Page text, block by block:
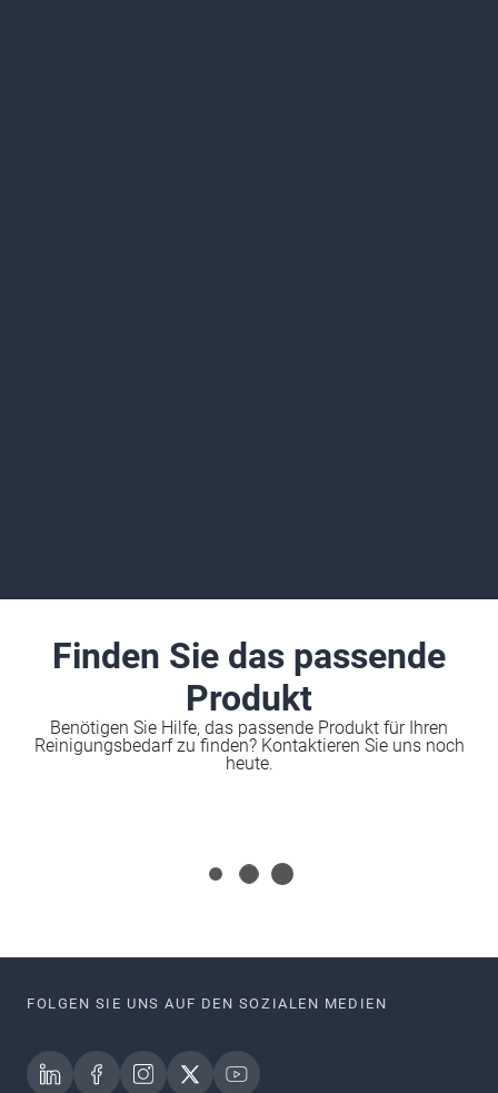
Finden Sie das passende
Produkt
Benötigen Sie Hilfe, das passende Produkt für Ihren
Reinigungsbedarf zu finden? Kontaktieren Sie uns noch
heute.
FOLGEN SIE UNS AUF DEN SOZIALEN MEDIEN